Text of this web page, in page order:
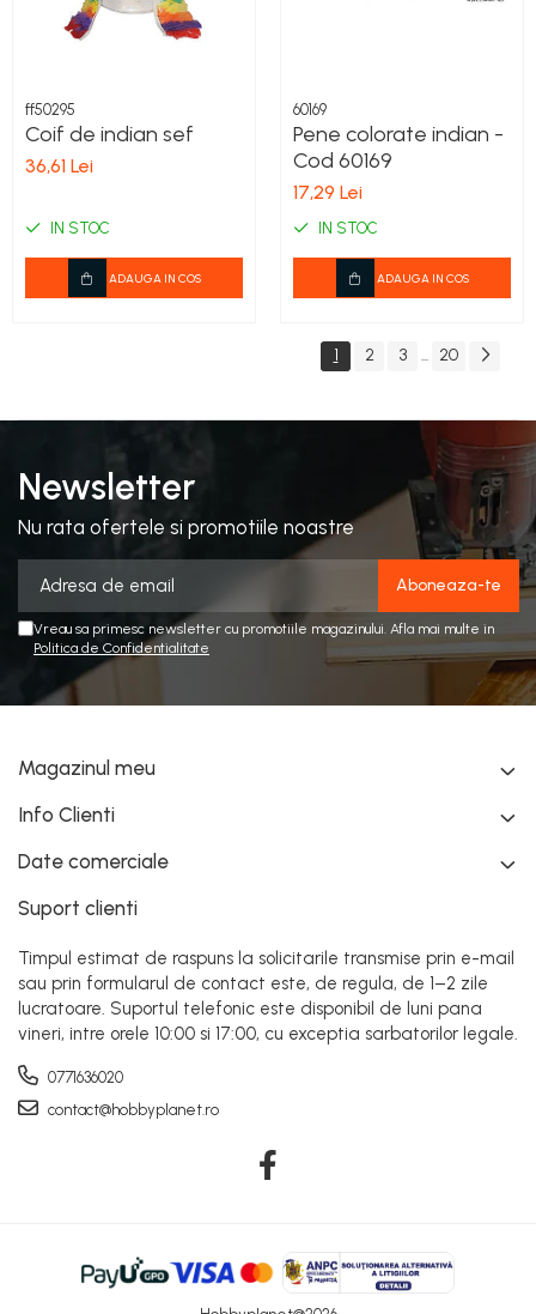
ff50295
Coif de indian sef
36,61 Lei
IN STOC
ADAUGA IN COS
60169
Pene colorate indian -
Cod 60169
17,29 Lei
IN STOC
ADAUGA IN COS
1 2 3 ... 20
Newsletter
Nu rata ofertele si promotiile noastre
Vreau sa primesc newsletter cu promotiile magazinului. Afla mai multe in
Politica de Confidentialitate
Magazinul meu
Info Clienti
Date comerciale
Suport clienti
Timpul estimat de raspuns la solicitarile transmise prin e-mail
sau prin formularul de contact este, de regula, de 1–2 zile
lucratoare. Suportul telefonic este disponibil de luni pana
vineri, intre orele 10:00 si 17:00, cu exceptia sarbatorilor legale.
0771636020
contact@hobbyplanet.ro